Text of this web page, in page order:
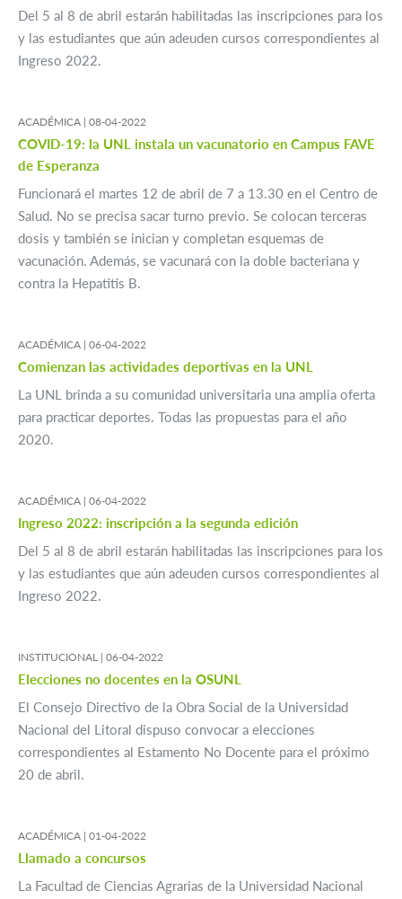
Del 5 al 8 de abril estarán habilitadas las inscripciones para los
y las estudiantes que aún adeuden cursos correspondientes al
Ingreso 2022.
ACADÉMICA | 08-04-2022
COVID-19: la UNL instala un vacunatorio en Campus FAVE
de Esperanza
Funcionará el martes 12 de abril de 7 a 13.30 en el Centro de
Salud. No se precisa sacar turno previo. Se colocan terceras
dosis y también se inician y completan esquemas de
vacunación. Además, se vacunará con la doble bacteriana y
contra la Hepatitis B.
ACADÉMICA | 06-04-2022
Comienzan las actividades deportivas en la UNL
La UNL brinda a su comunidad universitaria una amplia oferta
para practicar deportes. Todas las propuestas para el año
2020.
ACADÉMICA | 06-04-2022
Ingreso 2022: inscripción a la segunda edición
Del 5 al 8 de abril estarán habilitadas las inscripciones para los
y las estudiantes que aún adeuden cursos correspondientes al
Ingreso 2022.
INSTITUCIONAL | 06-04-2022
Elecciones no docentes en la OSUNL
El Consejo Directivo de la Obra Social de la Universidad
Nacional del Litoral dispuso convocar a elecciones
correspondientes al Estamento No Docente para el próximo
20 de abril.
ACADÉMICA | 01-04-2022
Llamado a concursos
La Facultad de Ciencias Agrarias de la Universidad Nacional